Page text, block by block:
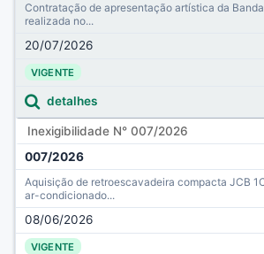
Contratação de apresentação artística da Banda
realizada no...
20/07/2026
VIGENTE
detalhes
Inexigibilidade N° 007/2026
007/2026
Aquisição de retroescavadeira compacta JCB
ar-condicionado...
08/06/2026
VIGENTE